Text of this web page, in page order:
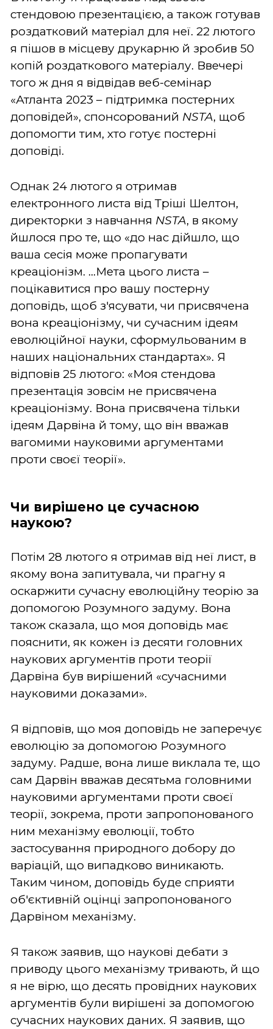
стендовою презентацією, а також готував
роздатковий матеріал для неї. 22 лютого
я пішов в місцеву друкарню й зробив 50
копій роздаткового матеріалу. Ввечері
того ж дня я відвідав веб-семінар
«Атланта 2023 – підтримка постерних
доповідей», спонсорований NSTA, щоб
допомогти тим, хто готує постерні
доповіді.
Однак 24 лютого я отримав
електронного листа від Тріші Шелтон,
директорки з навчання NSTA, в якому
йшлося про те, що «до нас дійшло, що
ваша сесія може пропагувати
креаціонізм. ...Мета цього листа –
поцікавитися про вашу постерну
доповідь, щоб з'ясувати, чи присвячена
вона креаціонізму, чи сучасним ідеям
еволюційної науки, сформульованим в
наших національних стандартах». Я
відповів 25 лютого: «Моя стендова
презентація зовсім не присвячена
креаціонізму. Вона присвячена тільки
ідеям Дарвіна й тому, що він вважав
вагомими науковими аргументами
проти своєї теорії».
Чи вирішено це сучасною
наукою?
Потім 28 лютого я отримав від неї лист, в
якому вона запитувала, чи прагну я
оскаржити сучасну еволюційну теорію за
допомогою Розумного задуму. Вона
також сказала, що моя доповідь має
пояснити, як кожен із десяти головних
наукових аргументів проти теорії
Дарвіна був вирішений «сучасними
науковими доказами».
Я відповів, що моя доповідь не заперечує
еволюцію за допомогою Розумного
задуму. Радше, вона лише виклала те, що
сам Дарвін вважав десятьма головними
науковими аргументами проти своєї
теорії, зокрема, проти запропонованого
ним механізму еволюції, тобто
застосування природного добору до
варіацій, що випадково виникають.
Таким чином, доповідь буде сприяти
об'єктивній оцінці запропонованого
Дарвіном механізму.
Я також заявив, що наукові дебати з
приводу цього механізму тривають, й що
я не вірю, що десять провідних наукових
аргументів були вирішені за допомогою
сучасних наукових даних. Я заявив, що